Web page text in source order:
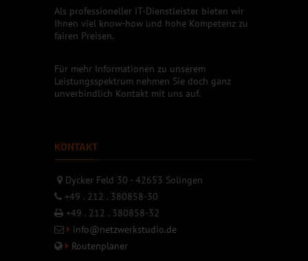
Als professioneller IT-Dienstleister bieten wir
Ihnen viel know-how und hohe Kompetenz zu
fairen Preisen.
Für mehr Informationen zu unserem
Leistungsspektrum nehmen Sie doch ganz
unverbindlich Kontakt mit uns auf.
KONTAKT
Dycker Feld 30 - 42653 Solingen
+49 . 212 . 380858-30
+49 . 212 . 380858-32
info@netzwerkstudio.de
Routenplaner